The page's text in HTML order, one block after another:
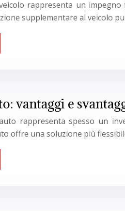
rappresenta un
supplementare al veicolo
vantaggi e
rappresenta spesso un
offre una soluzione più